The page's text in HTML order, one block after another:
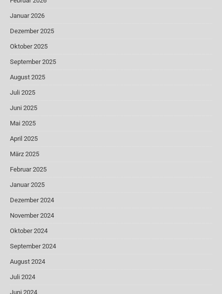
Januar 2026
Dezember 2025
Oktober 2025
September 2025
August 2025
Juli 2025
Juni 2025
Mai 2025
April 2025
März 2025
Februar 2025
Januar 2025
Dezember 2024
November 2024
Oktober 2024
September 2024
August 2024
Juli 2024
Juni 2024